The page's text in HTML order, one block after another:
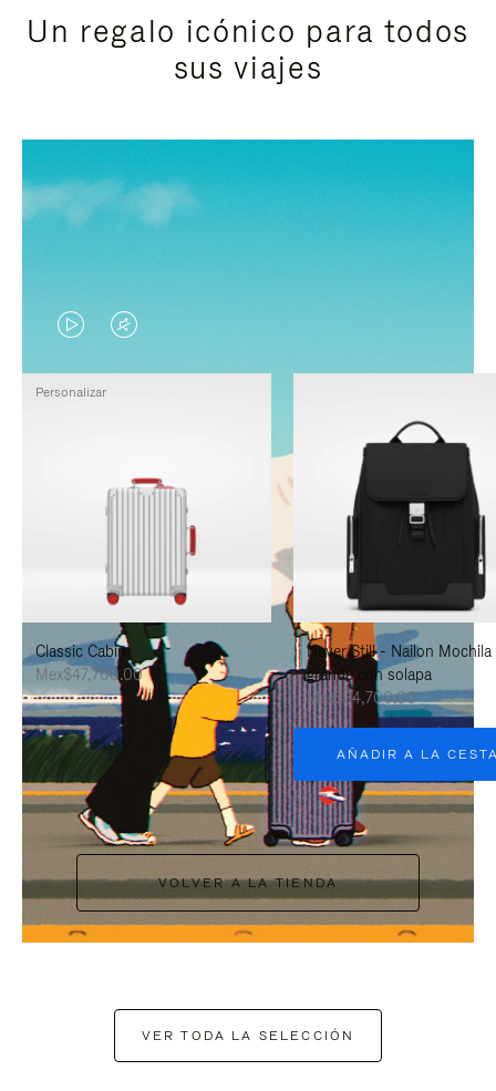
Un regalo icónico para todos
sus viajes
EL
VÍDEO
PAUSADO,
PARA
PAUSARLO.
EL
SONIDO
ESTÁ
DESACTIVADO:
PULSE
PARA
ACTIVARLO.
Classic Cabin
Mex$47,700.00
Personalizar
Never Still - Nailon Mochila
grande con solapa
Mex$34,700.00
AÑADIR A LA
VOLVER A LA TIENDA
VER TODA LA SELECCIÓN